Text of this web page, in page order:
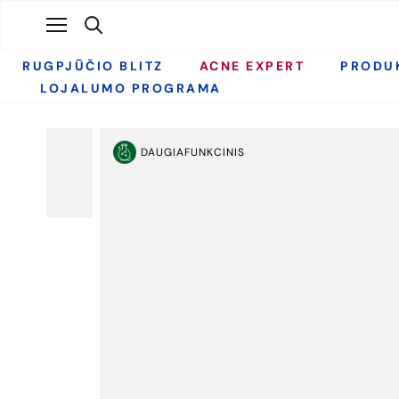
RUGPJŪČIO BLITZ ACNE EXPERT
LOJALUMO PROGRAMA
DAUGIAFUNKCINIS